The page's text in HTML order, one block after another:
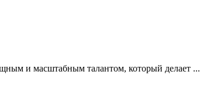
и масштабным талантом, который делает ...